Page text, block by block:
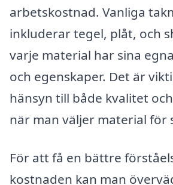
arbetskostnad. Vanliga
inkluderar tegel, plåt, och
varje material har sina
och egenskaper. Det är
hänsyn till både kvalitet
när man väljer material för
För att få en bättre
kostnaden kan man